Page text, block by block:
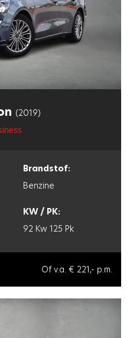
(2019)
Brandstof:
Benzine
KW / PK:
92 Kw 125 Pk
Of v.a. € 221,- p.m.